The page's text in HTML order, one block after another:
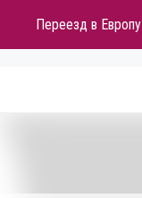
Переезд в Европу